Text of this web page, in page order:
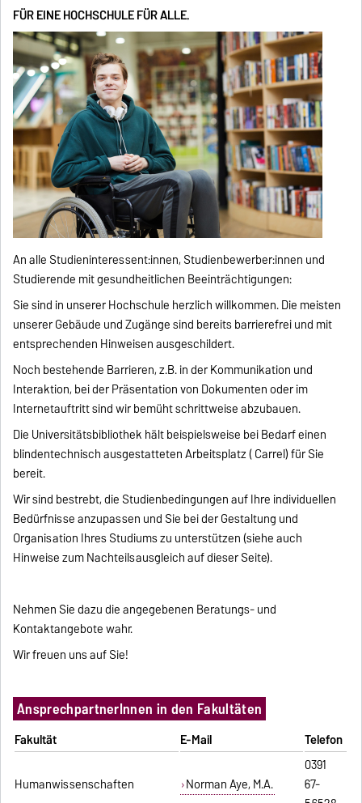
FÜR EINE HOCHSCHULE FÜR ALLE.
An alle Studieninteressent:innen, Studienbewerber:innen und
Studierende mit gesundheitlichen Beeinträchtigungen:
Sie sind in unserer Hochschule herzlich willkommen. Die meisten
unserer Gebäude und Zugänge sind bereits barrierefrei und mit
entsprechenden Hinweisen ausgeschildert.
Noch bestehende Barrieren, z.B. in der Kommunikation und
Interaktion, bei der Präsentation von Dokumenten oder im
Internetauftritt sind wir bemüht schrittweise abzubauen.
Die Universitätsbibliothek hält beispielsweise bei Bedarf einen
blindentechnisch ausgestatteten Arbeitsplatz ( Carrel) für Sie
bereit.
Wir sind bestrebt, die Studienbedingungen auf Ihre individuellen
Bedürfnisse anzupassen und Sie bei der Gestaltung und
Organisation Ihres Studiums zu unterstützen (siehe auch
Hinweise zum Nachteilsausgleich auf dieser Seite).
Nehmen Sie dazu die angegebenen Beratungs- und
Kontaktangebote wahr.
Wir freuen uns auf Sie!
AnsprechpartnerInnen in den Fakultäten
Fakultät E-Mail Telefon
Humanwissenschaften Norman Aye, M.A.
0391
67-